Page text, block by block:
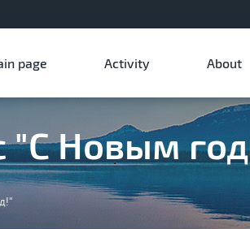
page Activity About
"С Новым